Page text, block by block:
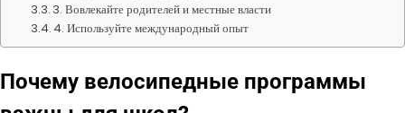
3. Вовлекайте родителей и местные власти
4. Используйте международный опыт
Почему велосипедные программы